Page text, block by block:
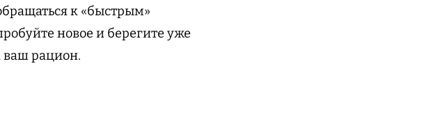
к «быстрым»
новое и берегите уже
ваш рацион.